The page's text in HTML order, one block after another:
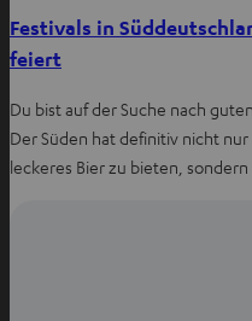
Festivals in
feiert
Du bist auf der Suche nach
Der Süden hat definitiv nicht
leckeres Bier zu bieten,